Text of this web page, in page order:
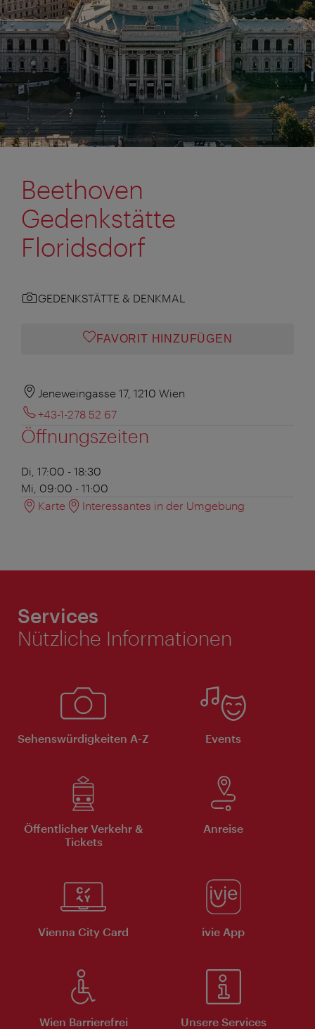
Beethoven
Gedenkstätte
Floridsdorf
GEDENKSTÄTTE & DENKMAL
FAVORIT HINZUFÜGEN
Jeneweingasse 17, 1210 Wien
+43-1-278 52 67
Öffnungszeiten
Di, 17:00 - 18:30
Mi, 09:00 - 11:00
Karte
Interessantes in der Umgebung
Services
Nützliche Informationen
Sehenswürdigkeiten A-Z Events
Öffentlicher Verkehr &
Tickets
Anreise
Vienna City Card ivie App
Wien Barrierefrei Unsere Services